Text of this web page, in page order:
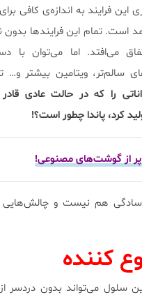
این فرایند به اندازه‌ی کافی
است. تمام این فرایندها بدون
می‌افتد. اما می‌توان با
سالم‌تر، ویتامین بیشتر و…
را که در حالت عادی قادر
کرد، پاندا چطور است؟!
پر از گوشت‌های مصنوعی!
سادگی هم نیست و
کننده
سلول می‌تواند بدون دردسر